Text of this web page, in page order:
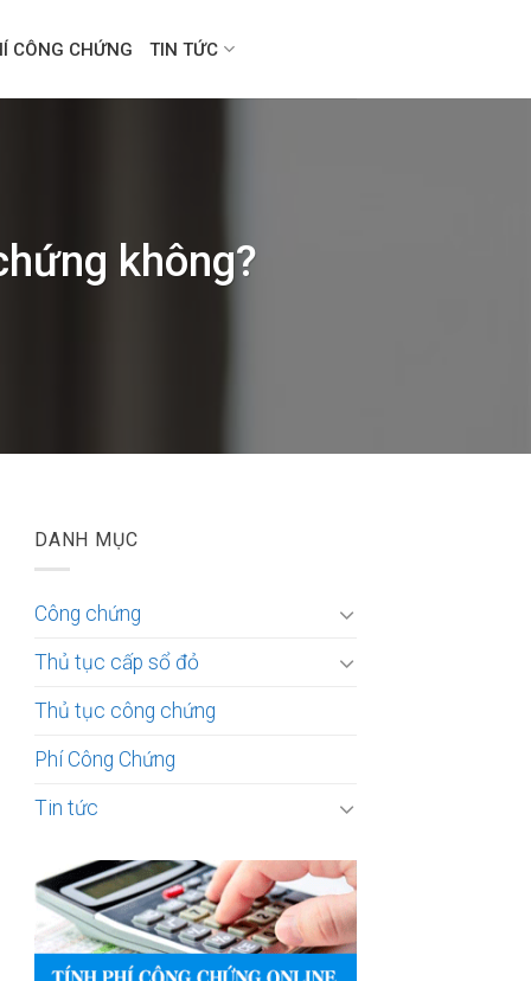
CÔNG CHỨNG TIN TỨC
không?
DANH MỤC
Công chứng
Thủ tục cấp sổ đỏ
Thủ tục công chứng
Phí Công Chứng
Tin tức